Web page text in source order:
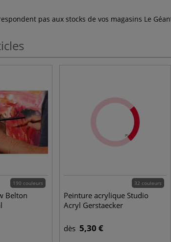
pas aux stocks de vos magasins Le
190 couleurs
Belton
32 couleurs
Peinture acrylique Studio
Acryl Gerstaecker
dès 5,30 €